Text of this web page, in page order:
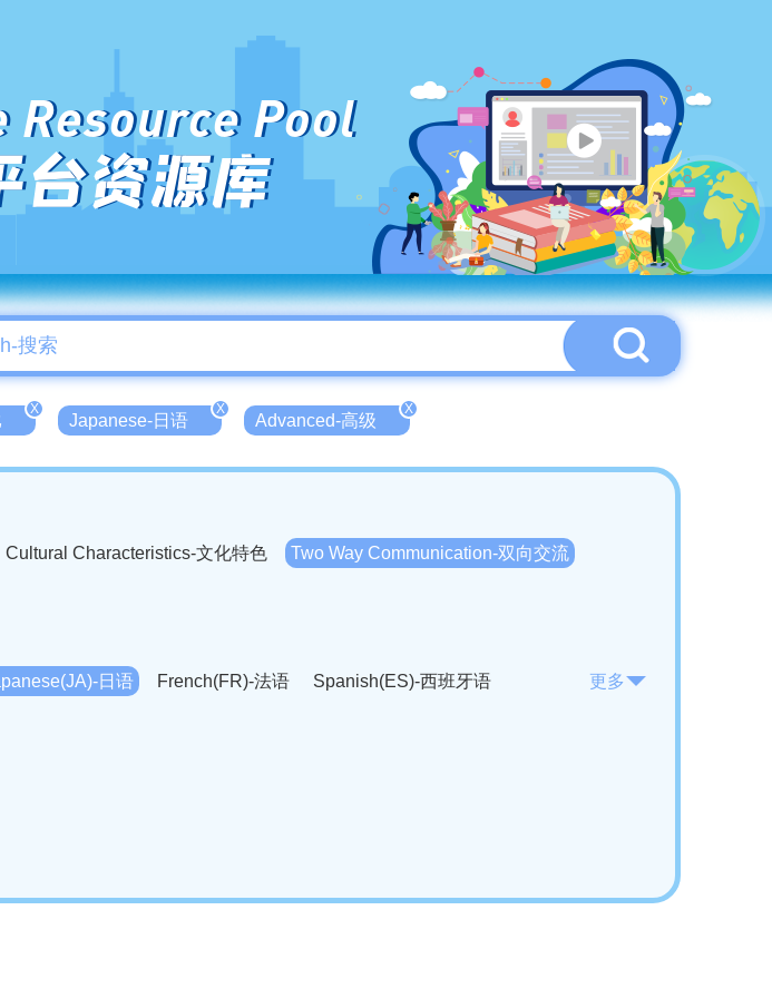
Resource Pool
台资源库
X
Japanese-日语
X
Advanced-高级
X
Cultural Characteristics-文化特色 Two Way Communication-双向交流
日语 French(FR)-法语
Spanish(ES)-西班牙语
更多